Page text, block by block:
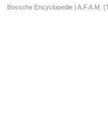
Bossche Encyclopedie | A.F.A.M.